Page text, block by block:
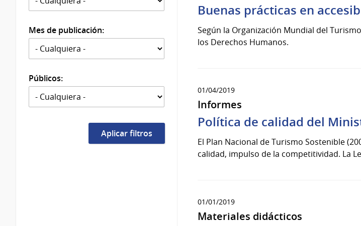
Mes de publicación:
Públicos:
Buenas prácticas en
Según la Organización Mundial del
los Derechos Humanos.
01/04/2019
Informes
Política de calidad del
El Plan Nacional de Turismo Sostenible
calidad, impulso de la competitividad. La
01/01/2019
Materiales didácticos